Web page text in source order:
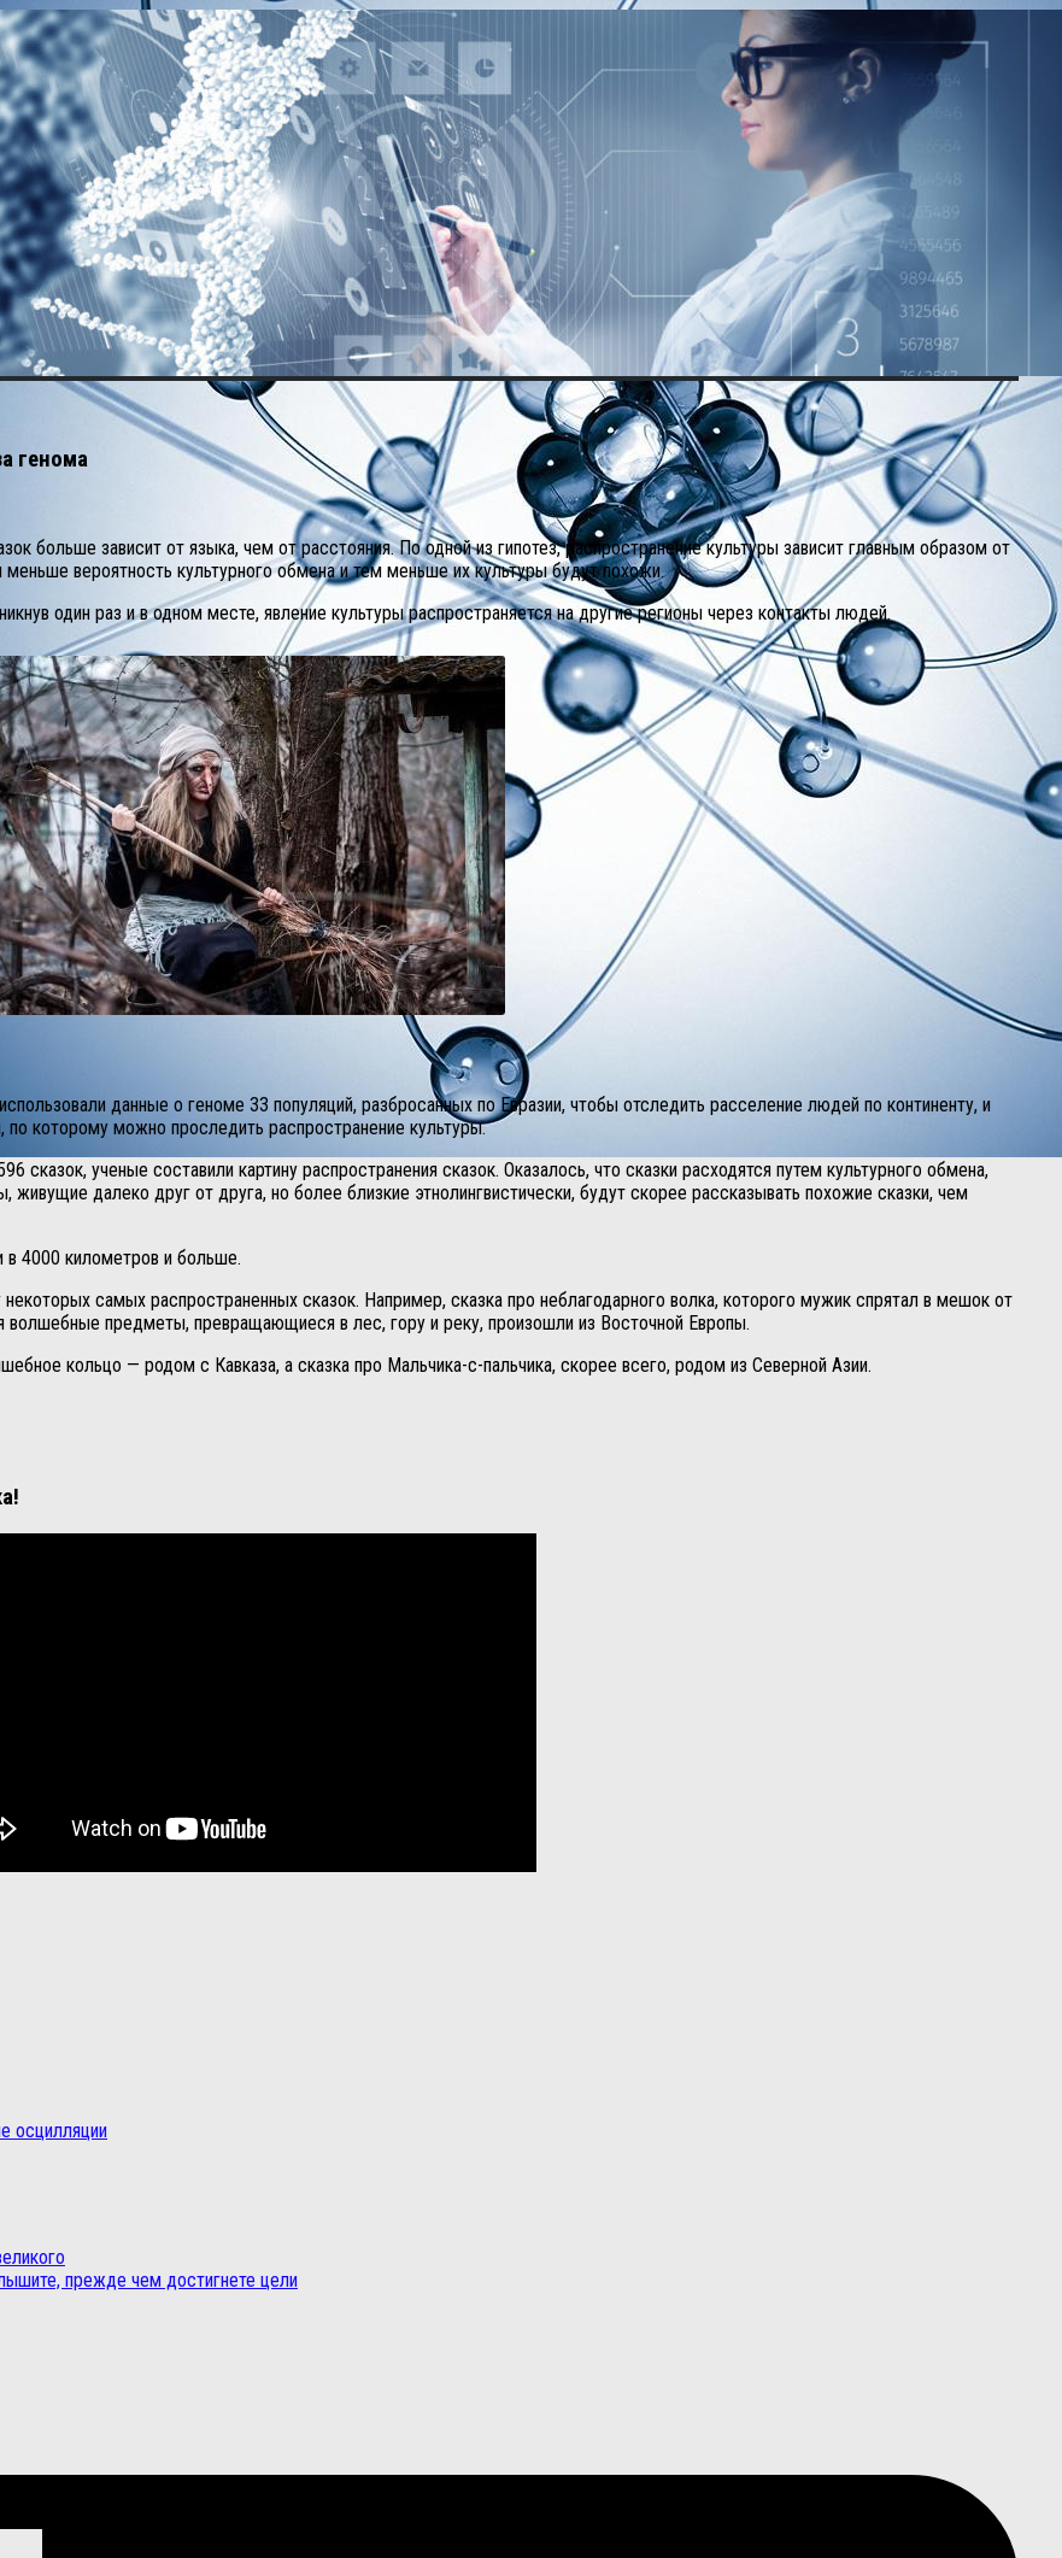
генома
больше зависит от языка, чем от расстояния. По одной из гипотез, распространение культуры зависит главным образом от
вероятность культурного обмена и тем меньше их культуры будут похожи.
один раз и в одном месте, явление культуры распространяется на другие регионы через контакты людей.
данные о геноме 33 популяций, разбросанных по Евразии, чтобы отследить расселение людей по континенту, и
по которому можно проследить распространение культуры.
сказок, ученые составили картину распространения сказок. Оказалось, что сказки расходятся путем культурного обмена,
далеко друг от друга, но более близкие этнолингвистически, будут скорее рассказывать похожие сказки, чем
4000 километров и больше.
самых распространенных сказок. Например, сказка про неблагодарного волка, которого мужик спрятал в мешок от
волшебные предметы, превращающиеся в лес, гору и реку, произошли из Восточной Европы.
кольцо — родом с Кавказа, а сказка про Мальчика-с-пальчика, скорее всего, родом из Северной Азии.
осцилляции
прежде чем достигнете цели